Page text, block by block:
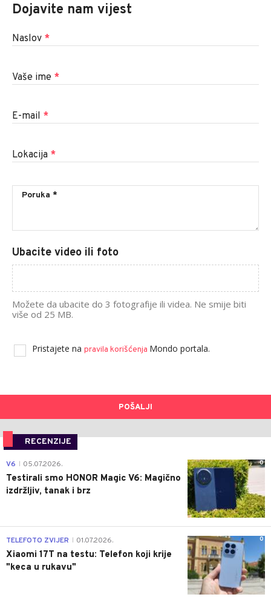
Dojavite nam vijest
Naslov *
Vaše ime *
E-mail *
Lokacija *
Ubacite video ili foto
Možete da ubacite do 3 fotografije ili videa. Ne smije biti
više od 25 MB.
Pristajete na pravila korišćenja Mondo portala.
POŠALJI
RECENZIJE
0
V6 05.07.2026.
Testirali smo HONOR Magic V6: Magično
izdržljiv, tanak i brz
0
TELEFOTO ZVIJER 01.07.2026.
Xiaomi 17T na testu: Telefon koji krije
"keca u rukavu"